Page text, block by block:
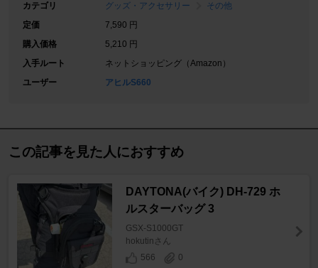
カテゴリ
グッズ・アクセサリー
その他
定価
7,590 円
購入価格
5,210 円
入手ルート
ネットショッピング（Amazon）
ユーザー
アヒルS660
この記事を見た人におすすめ
DAYTONA(バイク) DH-729 ホ
ルスターバッグ 3
GSX-S1000GT
hokutinさん
566
0